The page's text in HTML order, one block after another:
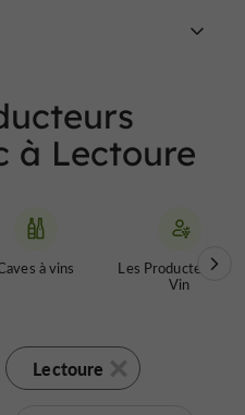
à Lectoure
à vins
Les Producteurs de
Vin
Lectoure